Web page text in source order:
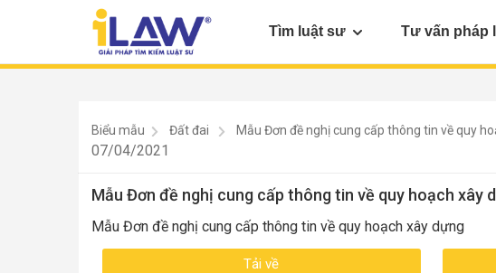
Tìm luật sư Tư vấn pháp
Biểu mẫu Đất đai
Mẫu Đơn đề nghị cung cấp thông tin về quy
07/04/2021
Mẫu Đơn đề nghị cung cấp thông tin về quy hoạch xây
Mẫu Đơn đề nghị cung cấp thông tin về quy hoạch xây dựng
Tải về